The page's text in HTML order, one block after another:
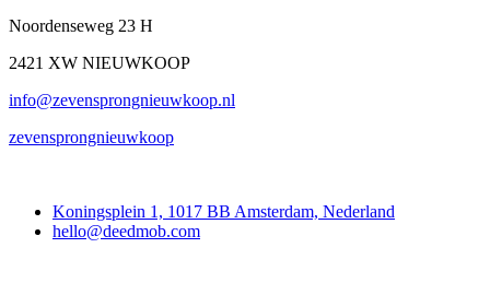
Noordenseweg 23 H
2421 XW NIEUWKOOP
info@zevensprongnieuwkoop.nl
zevensprongnieuwkoop
Koningsplein 1, 1017 BB Amsterdam, Nederland
hello@deedmob.com